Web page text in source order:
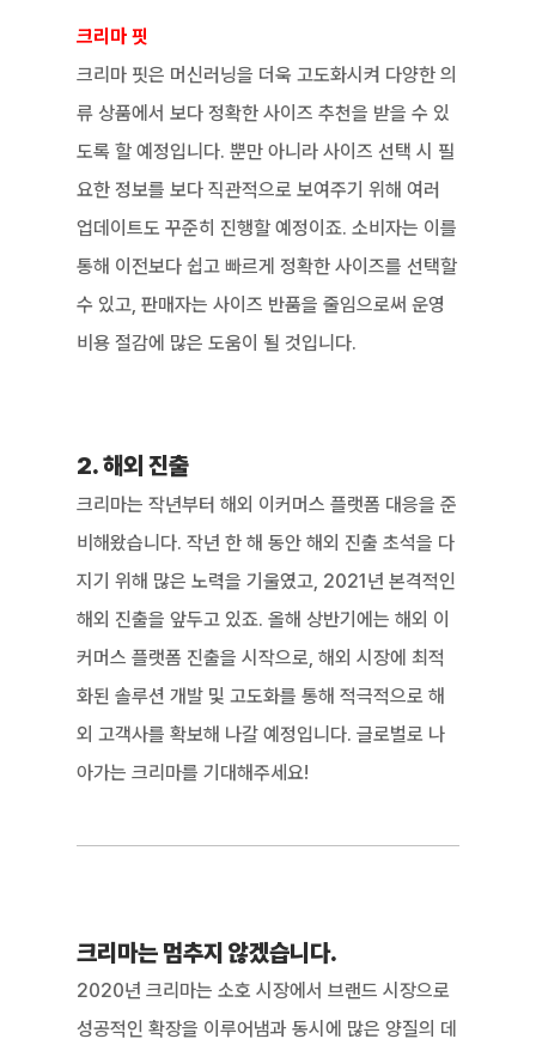
크리마 핏
크리마 핏은 머신러닝을 더욱 고도화시켜 다양한 의
류 상품에서 보다 정확한 사이즈 추천을 받을 수 있
도록 할 예정입니다. 뿐만 아니라 사이즈 선택 시 필
요한 정보를 보다 직관적으로 보여주기 위해 여러
업데이트도 꾸준히 진행할 예정이죠. 소비자는 이를
통해 이전보다 쉽고 빠르게 정확한 사이즈를 선택할
수 있고, 판매자는 사이즈 반품을 줄임으로써 운영
비용 절감에 많은 도움이 될 것입니다.
2. 해외 진출
크리마는 작년부터 해외 이커머스 플랫폼 대응을 준
비해왔습니다. 작년 한 해 동안 해외 진출 초석을 다
지기 위해 많은 노력을 기울였고, 2021년 본격적인
해외 진출을 앞두고 있죠. 올해 상반기에는 해외 이
커머스 플랫폼 진출을 시작으로, 해외 시장에 최적
화된 솔루션 개발 및 고도화를 통해 적극적으로 해
외 고객사를 확보해 나갈 예정입니다. 글로벌로 나
아가는 크리마를 기대해주세요!
크리마는 멈추지 않겠습니다.
2020년 크리마는 소호 시장에서 브랜드 시장으로
성공적인 확장을 이루어냄과 동시에 많은 양질의 데